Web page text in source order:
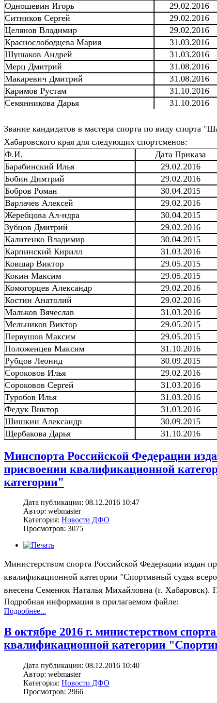
Одношевин Игорь
29.02.2016
Ситников Сергей
29.02.2016
Целянов Владимир
29.02.2016
Краснослободцева Мария
31.03.2016
Шушаков Андрей
31.03.2016
Мерц Дмитрий
31.08.2016
Макаревич Дмитрий
31.08.2016
Каримов Рустам
31.10.2016
Семянникова Дарья
31.10.2016
Звание кандидатов в мастера спорта по виду спорта
Хабаровского края для следующих спортсменов:
Ф.И.
Дата Приказа
Барабинский Илья
29.02.2016
Бобин Димтрий
29.02.2016
Бобров Роман
30.04.2015
Варлачев Алексей
29.02.2016
Жеребцова Ал-ндра
30.04.2015
Зубцов Дмитрий
29.02.2016
Калитенко Владимир
30.04.2015
Карпинский Кирилл
31.03.2016
Ковшар Виктор
29.05.2015
Кокин Максим
29.05.2015
Комогорцев Александр
29.02.2016
Костин Анатолий
29.02.2016
Мальков Вячеслав
31.03.2016
Мельников Виктор
29.05.2015
Первушов Максим
29.05.2015
Положенцев Максим
31.10.2016
Рубцов Леонид
30.09.2015
Сороковов Илья
29.02.2016
Сороковов Сергей
31.03.2016
Туробов Илья
31.03.2016
Федук Виктор
31.03.2016
Шишкин Александр
30.09.2015
Щербакова Дарья
31.10.2016
Минспорта Российской Федерации
присвоении квалификационной
категории"
Дата публикации: 08.12.2016 10:47
Автор: webmaster
Категория: Новости ДФО
Просмотров: 3075
Министерством спорта Российской Федерации издан
квалификационной категории "Спортивный судья
внесена Семенюк Наталья Михайловна (г. Хабаровск).
Подробная информация в прилагаемом файле:
Подробнее...
В октябре 2016 г. министерством
квалификационной категории
Дата публикации: 08.12.2016 10:40
Автор: webmaster
Категория: Новости ДФО
Просмотров: 2966